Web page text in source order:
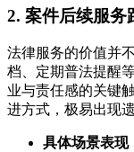
2. 案件后续服务
法律服务的价值并
档、定期普法提醒
业与责任感的关键
进方式，极易出现
具体场景表现